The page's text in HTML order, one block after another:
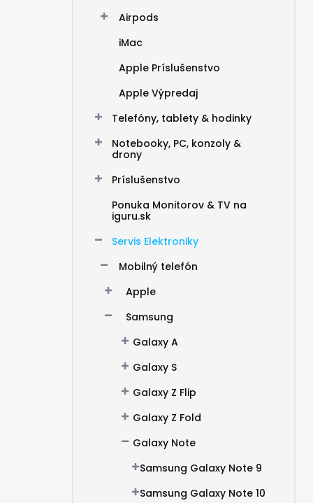
Airpods
iMac
Apple Príslušenstvo
Apple Výpredaj
Telefóny, tablety & hodinky
Notebooky, PC, konzoly &
drony
Príslušenstvo
Ponuka Monitorov & TV na
iguru.sk
Servis Elektroniky
Mobilný telefón
Apple
Samsung
Galaxy A
Galaxy S
Galaxy Z Flip
Galaxy Z Fold
Galaxy Note
Samsung Galaxy Note 9
Samsung Galaxy Note 10